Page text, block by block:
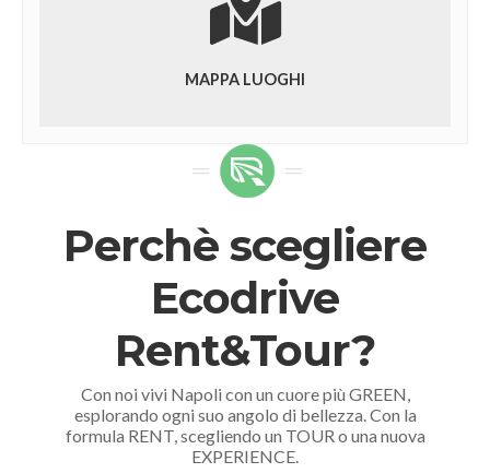
MAPPA LUOGHI
Perchè scegliere
Ecodrive
Rent&Tour?
Con noi vivi Napoli con un cuore più GREEN,
esplorando ogni suo angolo di bellezza. Con la
formula RENT, scegliendo un TOUR o una nuova
EXPERIENCE.